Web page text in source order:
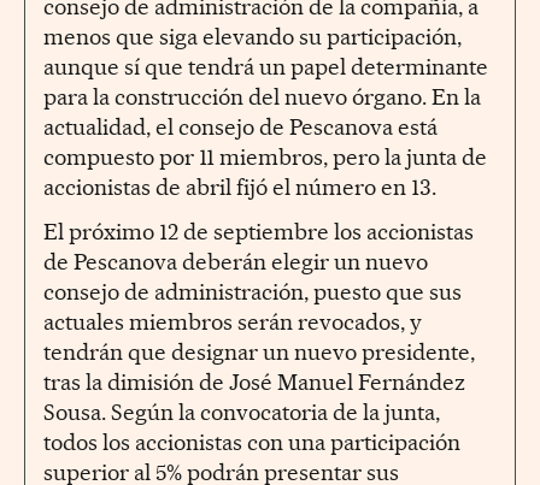
consejo de administración de la compañía, a
menos que siga elevando su participación,
aunque sí que tendrá un papel determinante
para la construcción del nuevo órgano. En la
actualidad, el consejo de Pescanova está
compuesto por 11 miembros, pero la junta de
accionistas de abril fijó el número en 13.
El próximo 12 de septiembre los accionistas
de Pescanova deberán elegir un nuevo
consejo de administración, puesto que sus
actuales miembros serán revocados, y
tendrán que designar un nuevo presidente,
tras la dimisión de José Manuel Fernández
Sousa. Según la convocatoria de la junta,
todos los accionistas con una participación
superior al 5% podrán presentar sus